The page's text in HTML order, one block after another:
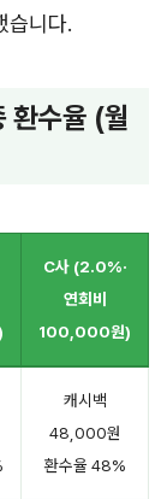
습니다.
환수율 (월
C사 (2.0%·
연회비
100,000원)
캐시백
48,000원
환수율 48%